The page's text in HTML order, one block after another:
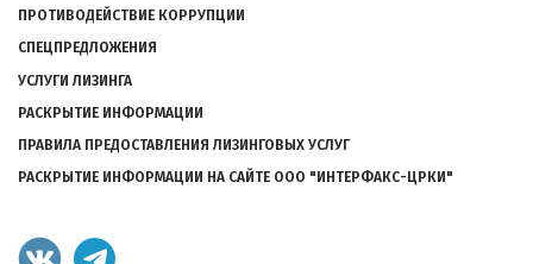
ПРОТИВОДЕЙСТВИЕ КОРРУПЦИИ
СПЕЦПРЕДЛОЖЕНИЯ
УСЛУГИ ЛИЗИНГА
РАСКРЫТИЕ ИНФОРМАЦИИ
ПРАВИЛА ПРЕДОСТАВЛЕНИЯ ЛИЗИНГОВЫХ УСЛУГ
РАСКРЫТИЕ ИНФОРМАЦИИ НА САЙТЕ ООО "ИНТЕРФАКС-ЦРКИ"